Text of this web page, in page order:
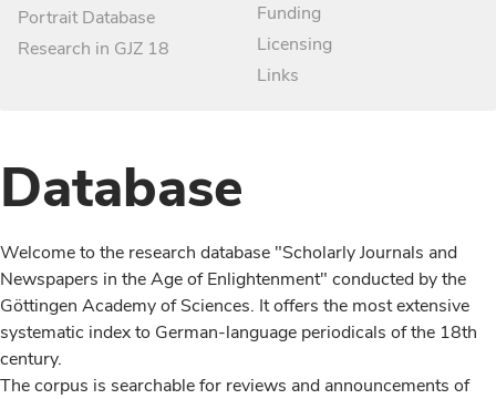
Portrait Database
Research in GJZ 18
Funding
Licensing
Links
Database
Welcome to the research database "Scholarly Journals and
Newspapers in the Age of Enlightenment" conducted by the
Göttingen Academy of Sciences. It offers the most extensive
systematic index to German-language periodicals of the 18th
century.
The corpus is searchable for reviews and announcements of